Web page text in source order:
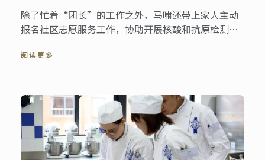
除了忙着“团长”的工作之外，马啸还带上家人主动
报名社区志愿服务工作，协助开展核酸和抗原检测工
殊时期下，自己也会努力将每一份志愿工作做细致，
阅读更多